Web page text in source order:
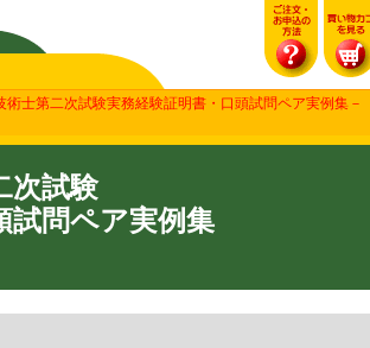
術士第二次試験実務経験証明書・口頭試問ペア実例集－
次試験
試問ペア実例集